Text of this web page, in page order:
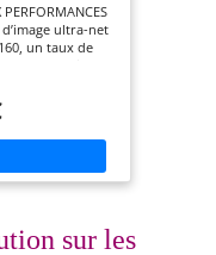
d’image ultra-net
un taux de
technologie IPS.
facile via
1.4. PRÉCISION
réaliste
de 99 %, un
de couleurs.
: Certifié TÜV
sans altérer les
& LES
sur les